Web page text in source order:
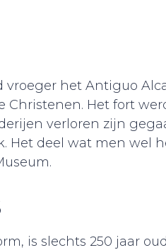
het Antiguo
Christenen. Het fort
verloren zijn
Het deel wat men wel
is slechts 250 jaar